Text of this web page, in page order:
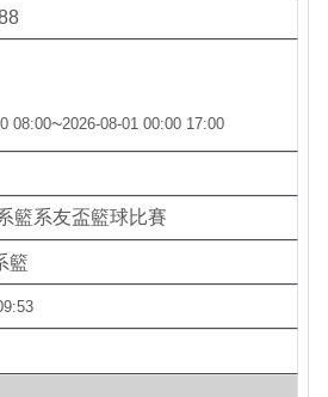
08:00~2026-08-01 00:00 17:00
籃系友盃籃球比賽
籃